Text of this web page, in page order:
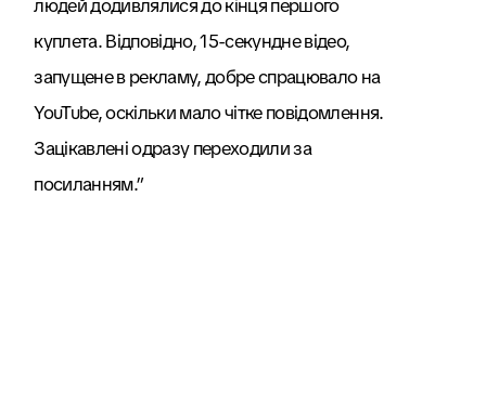
людей додивлялися до кінця першого
куплета. Відповідно, 15-секундне відео,
запущене в рекламу, добре спрацювало на
YouTube, оскільки мало чітке повідомлення.
Зацікавлені одразу переходили за
посиланням.”